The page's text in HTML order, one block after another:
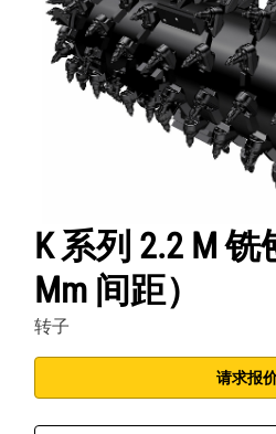
K 系列 2.2 M
Mm 间距）
转子
请求报